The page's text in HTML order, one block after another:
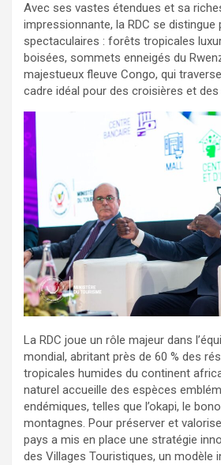
Avec ses vastes étendues et sa
impressionnante, la RDC se distingue
spectaculaires : forêts tropicales
boisées, sommets enneigés du
majestueux fleuve Congo, qui
cadre idéal pour des croisières et
La RDC joue un rôle majeur dans
mondial, abritant près de 60 % des
tropicales humides du continent
naturel accueille des espèces
endémiques, telles que l’okapi, le
montagnes. Pour préserver et
pays a mis en place une stratégie
des Villages Touristiques, un modèle